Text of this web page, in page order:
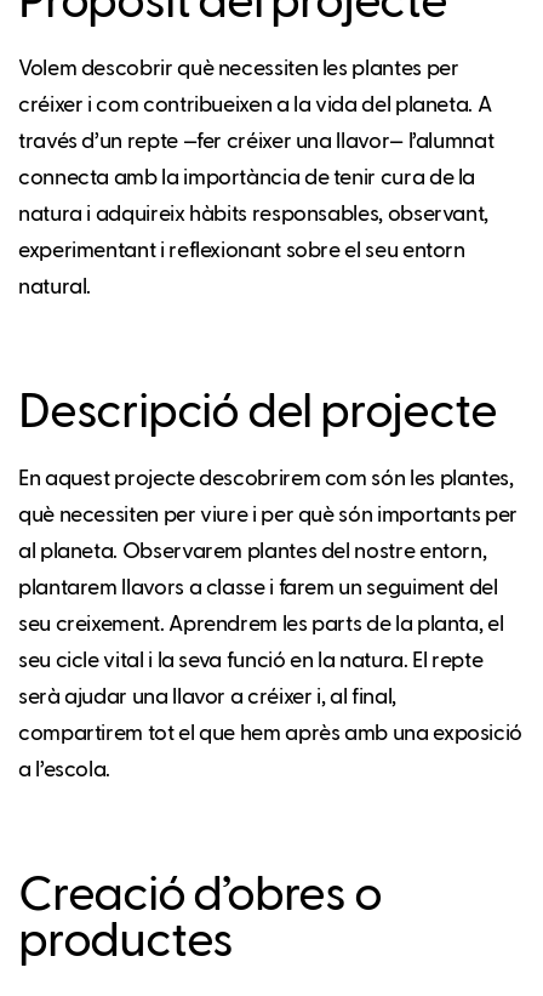
Volem descobrir què necessiten les plantes per
créixer i com contribueixen a la vida del planeta. A
través d’un repte —fer créixer una llavor— l’alumnat
connecta amb la importància de tenir cura de la
natura i adquireix hàbits responsables, observant,
experimentant i reflexionant sobre el seu entorn
natural.
Descripció del projecte
En aquest projecte descobrirem com són les plantes,
què necessiten per viure i per què són importants per
al planeta. Observarem plantes del nostre entorn,
plantarem llavors a classe i farem un seguiment del
seu creixement. Aprendrem les parts de la planta, el
seu cicle vital i la seva funció en la natura. El repte
serà ajudar una llavor a créixer i, al final,
compartirem tot el que hem après amb una exposició
a l’escola.
Creació d’obres o
productes